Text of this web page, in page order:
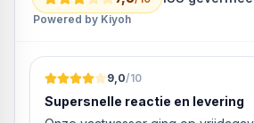
Stil 50°C
Bedieningsdisplay
Glansspoelmiddel | Zout indicator
Resterende tijd
Powered by Kiyoh
9,0/10
Supersnelle reactie en levering